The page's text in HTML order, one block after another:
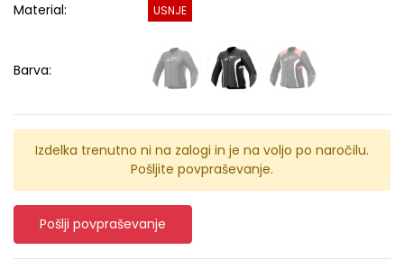
Material: USNJE
Barva:
Izdelka trenutno ni na zalogi in je na voljo po naročilu.
Pošljite povpraševanje.
Pošlji povpraševanje